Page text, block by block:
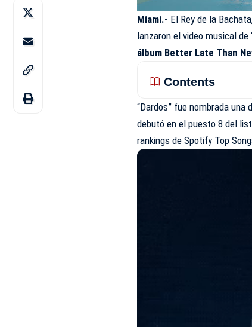
Miami.- El Rey de la
lanzaron elvideo musical de
álbum Better Late Than
Contents
“Dardos” fue nombrada una
debutó en el puesto 8 del
rankings de Spotify Top